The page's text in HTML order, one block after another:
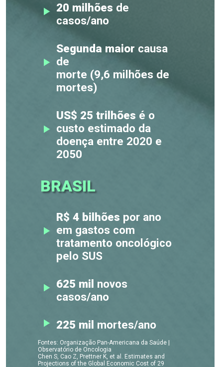
20 milhões de
casos/ano
Segunda maior causa
de
morte (9,6 milhões de
mortes)
US$ 25 trilhões é o
custo estimado da
doença entre 2020 e
2050
BRASIL
R$ 4 bilhões por ano
em gastos com
tratamento oncológico
pelo SUS
625 mil novos
casos/ano
225 mil mortes/ano
Fontes: Organização Pan-Americana da Saúde |
Observatório de Oncologia
Chen S, Cao Z, Prettner K, et al. Estimates and
Projections of the Global Economic Cost of 29